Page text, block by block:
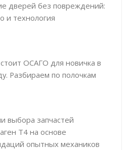
дверей без повреждений:
и технология
ОСАГО для новичка в
Разбираем по полочкам
выбора запчастей
Т4 на основе
опытных механиков